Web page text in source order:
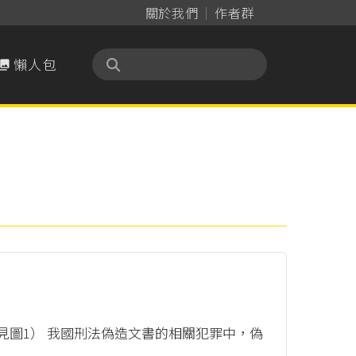
關於我們 作者群
懶人包
1） 我國刑法偽造文書的相關犯罪中，偽